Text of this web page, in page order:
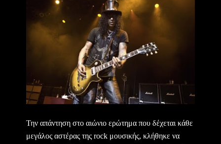
Την απάντηση στο αιώνιο ερώτημα που δέχεται κάθε
μεγάλος αστέρας της rock μουσικής, κλήθηκε να